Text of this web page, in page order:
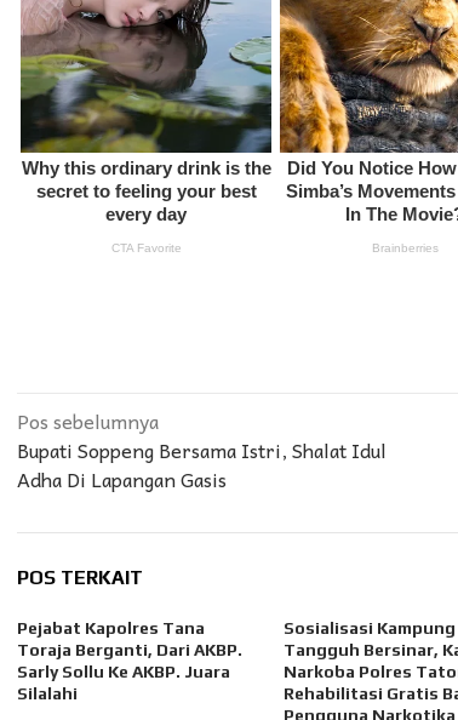
Navigasi
pos
Pos sebelumnya
Bupati Soppeng Bersama Istri, Shalat Idul
Adha Di Lapangan Gasis
POS TERKAIT
Pejabat Kapolres Tana
Toraja Berganti, Dari AKBP.
Sarly Sollu Ke AKBP. Juara
Silalahi
Sosialisasi Kampung
Tangguh Bersinar,
Narkoba Polres
Rehabilitasi Gratis
Pengguna Narkotika